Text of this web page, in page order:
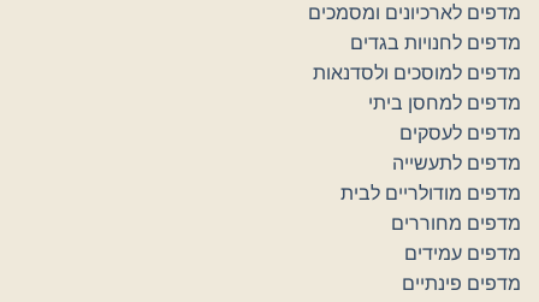
מדפים לארכיונים ומסמכים
מדפים לחנויות בגדים
מדפים למוסכים ולסדנאות
מדפים למחסן ביתי
מדפים לעסקים
מדפים לתעשייה
מדפים מודולריים לבית
מדפים מחוררים
מדפים עמידים
מדפים פינתיים